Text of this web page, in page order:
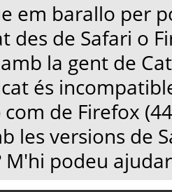
em barallo per
des de Safari o
la gent de
és
com de Firefox
les versions de
podeu